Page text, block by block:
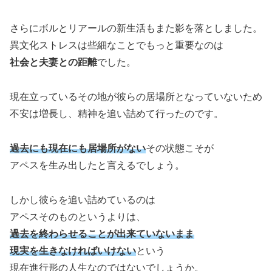
さらにボルとリアールの新生活もまた影を落としました。
異文化ストレスは些細なことでもっと重要なのは
社会と夫妻との距離でした。
現在立っているその地が彼らの居場所となっていないため
不安は増長し、精神を追い詰めて行ったのです。
過去にも現在にも居場所がないその状態こそが
アペスを生み出したと言えるでしょう。
しかし彼らを追い詰めているのは
アペスそのものというよりは、
過去を終わらせることが出来ていないまま
現実を生きなければいけないという
現在進行形の人生なのではないでしょうか。